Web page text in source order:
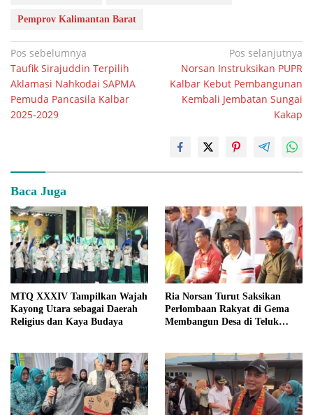
Pemprov Kalimantan Barat
Navigasi
pos
Pos sebelumnya
Taufik Sirajuddin Terpilih
Aklamasi Nahkodai SAPMA
Pemuda Pancasila Kalbar
2025-2029
Pos selanjutnya
Norsan Instruksikan PUPR
Kalbar Kebut Pembangunan
Kembali Jembatan Sungai
Kakap
Baca Juga
MTQ XXXIV Tampilkan Wajah
Kayong Utara sebagai Daerah
Religius dan Kaya Budaya
Ria Norsan Turut Saksikan
Perlombaan Rakyat di Gema
Membangun Desa di Teluk